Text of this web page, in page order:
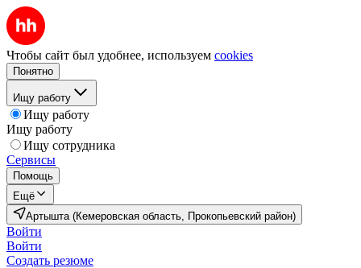
Чтобы сайт был удобнее, используем cookies
Понятно
Ищу работу
Ищу работу
Ищу работу
Ищу сотрудника
Сервисы
Помощь
Ещё
Артышта (Кемеровская область, Прокопьевский район)
Войти
Войти
Создать резюме